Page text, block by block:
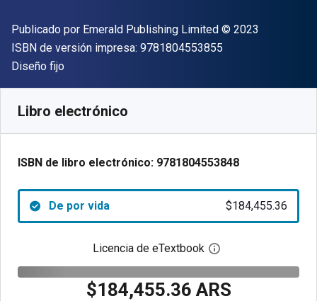
Editor
Publicado por Emerald Publishing Limited Copyright
© 2023
ISBN de versión impresa: 9781804553855
Formato
Diseño fijo
Libro electrónico
ISBN de libro electrónico: 9781804553848
De por vida $184,455.36
Licencia de eTextbook Abre el cuadro de
$184,455.36 ARS